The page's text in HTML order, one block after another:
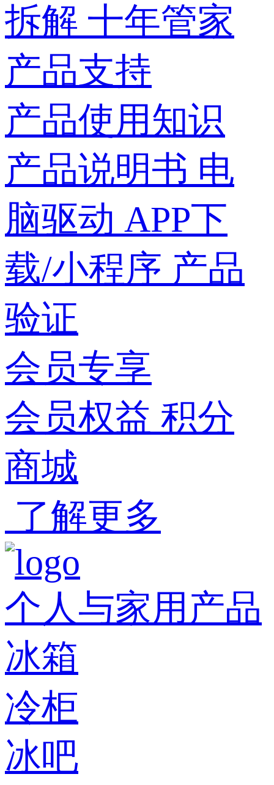
拆解 十年管家
产品支持
产品使用知识
产品说明书 电
脑驱动 APP下
载/小程序 产品
验证
会员专享
会员权益 积分
商城
了解更多
个人与家用产品
冰箱
冷柜
冰吧